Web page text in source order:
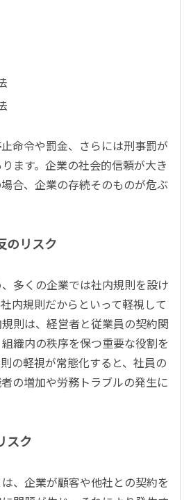
命令や罰金、さらには刑事罰が
ます。企業の社会的信頼が大き
合、企業の存続そのものが危ぶ
のリスク
多くの企業では社内規則を設け
内規則だからといって軽視して
則は、経営者と従業員の契約関
織内の秩序を保つ重要な役割を
の軽視が常態化すると、社員の
の増加や労務トラブルの発生に
スク
、企業が顧客や他社との契約を